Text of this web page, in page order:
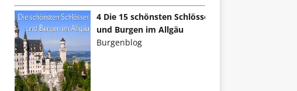
4 Die 15 schönsten Schlösser
und Burgen im Allgäu
Burgenblog